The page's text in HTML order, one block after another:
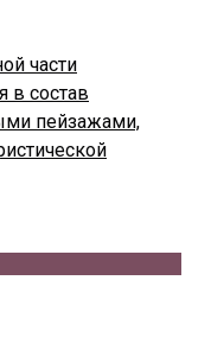
части
в состав
пейзажами,